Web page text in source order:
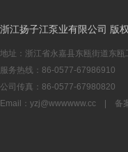
浙江扬子江泵业有限公司 版
地址：浙江省永嘉县东瓯街道东瓯
服务热线：86-0577-67986910
公司传真：86-0577-67980820
Email： yzj@wwwwww.cc | 备案